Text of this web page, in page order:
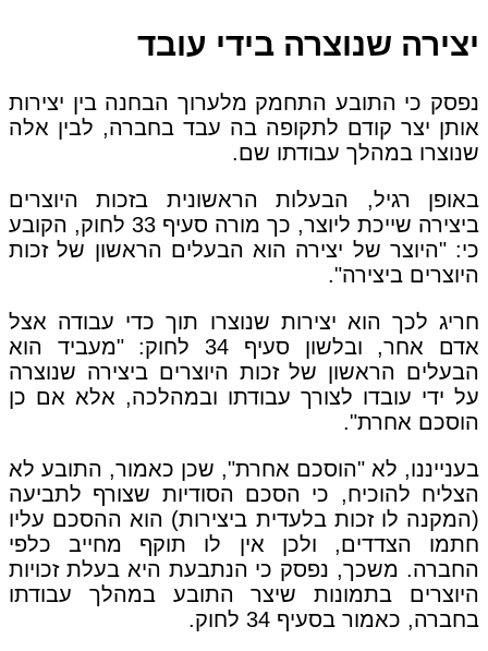
יצירה שנוצרה בידי עובד
נפסק כי התובע התחמק מלערוך הבחנה בין יצירות
אותן יצר קודם לתקופה בה עבד בחברה, לבין אלה
שנוצרו במהלך עבודתו שם.
באופן רגיל, הבעלות הראשונית בזכות היוצרים
ביצירה שייכת ליוצר, כך מורה סעיף 33 לחוק, הקובע
כי: "היוצר של יצירה הוא הבעלים הראשון של זכות
היוצרים ביצירה".
חריג לכך הוא יצירות שנוצרו תוך כדי עבודה אצל
אדם אחר, ובלשון סעיף 34 לחוק: "מעביד הוא
הבעלים הראשון של זכות היוצרים ביצירה שנוצרה
על ידי עובדו לצורך עבודתו ובמהלכה, אלא אם כן
הוסכם אחרת".
בענייננו, לא "הוסכם אחרת", שכן כאמור, התובע לא
הצליח להוכיח, כי הסכם הסודיות שצורף לתביעה
(המקנה לו זכות בלעדית ביצירות) הוא ההסכם עליו
חתמו הצדדים, ולכן אין לו תוקף מחייב כלפי
החברה. משכך, נפסק כי הנתבעת היא בעלת זכויות
היוצרים בתמונות שיצר התובע במהלך עבודתו
בחברה, כאמור בסעיף 34 לחוק.